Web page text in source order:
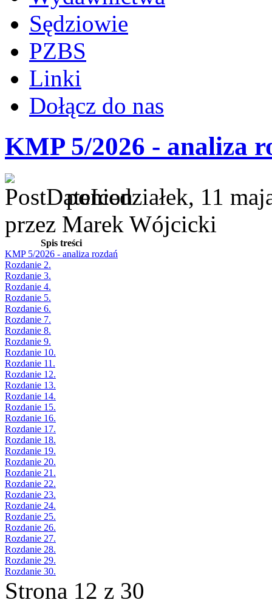
Sędziowie
PZBS
Linki
Dołącz do nas
KMP 5/2026 - analiza
poniedziałek, 11
przez Marek Wójcicki
Spis treści
KMP 5/2026 - analiza rozdań
Rozdanie 2.
Rozdanie 3.
Rozdanie 4.
Rozdanie 5.
Rozdanie 6.
Rozdanie 7.
Rozdanie 8.
Rozdanie 9.
Rozdanie 10.
Rozdanie 11.
Rozdanie 12.
Rozdanie 13.
Rozdanie 14.
Rozdanie 15.
Rozdanie 16.
Rozdanie 17.
Rozdanie 18.
Rozdanie 19.
Rozdanie 20.
Rozdanie 21.
Rozdanie 22.
Rozdanie 23.
Rozdanie 24.
Rozdanie 25.
Rozdanie 26.
Rozdanie 27.
Rozdanie 28.
Rozdanie 29.
Rozdanie 30.
Strona 12 z 30